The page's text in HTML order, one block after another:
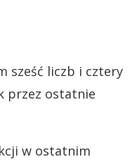
sześć liczb i cztery
przez ostatnie
w ostatnim